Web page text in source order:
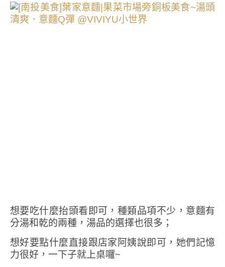
想要吃什麼抬頭看即可，種類品項不少，意麵有
分湯和乾的兩種，湯品的選擇也很多；
想好要點什麼直接跟店家阿姨說即可，她們記憶
力很好，一下子就上桌囉~